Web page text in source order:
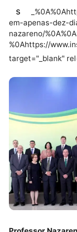
Leia
mai
s
em-apenas-
nazareno/
%0Ahttps://